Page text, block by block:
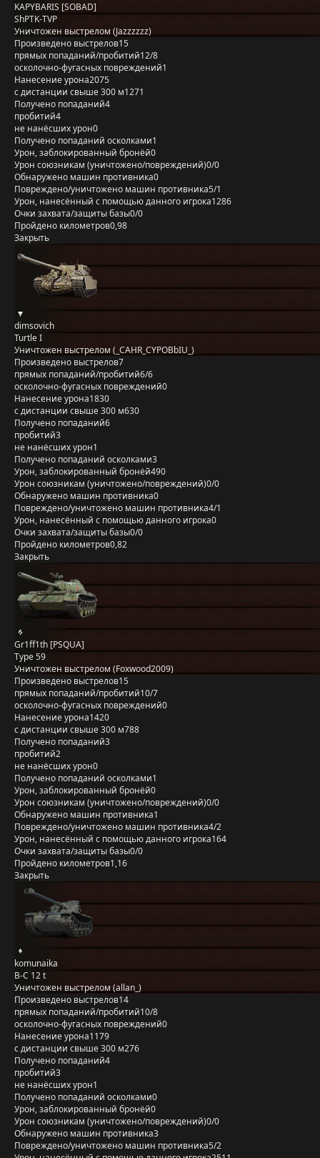
KAPYBARIS [SOBAD]
ShPTK-TVP
Уничтожен выстрелом (Jazzzzzz)
Произведено выстрелов15
прямых попаданий/пробитий12/8
осколочно-фугасных повреждений1
Нанесение урона2075
с дистанции свыше 300 м1271
Получено попаданий4
пробитий4
не нанёсших урон0
Получено попаданий осколками1
Урон, заблокированный бронёй0
Урон союзникам (уничтожено/повреждений)0/0
Обнаружено машин противника0
Повреждено/уничтожено машин противника5/1
Урон, нанесённый с помощью данного игрока1286
Очки захвата/защиты базы0/0
Пройдено километров0,98
Закрыть
dimsovich
Turtle I
Уничтожен выстрелом (_CAHR_CYPOBbIU_)
Произведено выстрелов7
прямых попаданий/пробитий6/6
осколочно-фугасных повреждений0
Нанесение урона1830
с дистанции свыше 300 м630
Получено попаданий6
пробитий3
не нанёсших урон1
Получено попаданий осколками3
Урон, заблокированный бронёй490
Урон союзникам (уничтожено/повреждений)0/0
Обнаружено машин противника0
Повреждено/уничтожено машин противника4/1
Урон, нанесённый с помощью данного игрока0
Очки захвата/защиты базы0/0
Пройдено километров0,82
Закрыть
Gr1ff1th [PSQUA]
Type 59
Уничтожен выстрелом (Foxwood2009)
Произведено выстрелов15
прямых попаданий/пробитий10/7
осколочно-фугасных повреждений0
Нанесение урона1420
с дистанции свыше 300 м788
Получено попаданий3
пробитий2
не нанёсших урон0
Получено попаданий осколками1
Урон, заблокированный бронёй0
Урон союзникам (уничтожено/повреждений)0/0
Обнаружено машин противника1
Повреждено/уничтожено машин противника4/2
Урон, нанесённый с помощью данного игрока164
Очки захвата/защиты базы0/0
Пройдено километров1,16
Закрыть
komunaika
B-C 12 t
Уничтожен выстрелом (allan_)
Произведено выстрелов14
прямых попаданий/пробитий10/8
осколочно-фугасных повреждений0
Нанесение урона1179
с дистанции свыше 300 м276
Получено попаданий4
пробитий3
не нанёсших урон1
Получено попаданий осколками0
Урон, заблокированный бронёй0
Урон союзникам (уничтожено/повреждений)0/0
Обнаружено машин противника3
Повреждено/уничтожено машин противника5/2